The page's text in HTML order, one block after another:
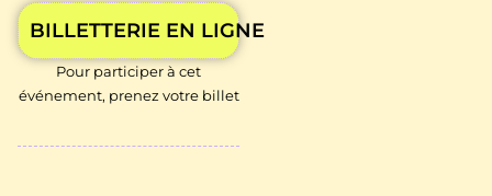
BILLETTERIE EN LIGNE
Pour participer à cet
événement, prenez votre billet